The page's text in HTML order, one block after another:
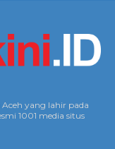
yang lahir pada
1001 media situs